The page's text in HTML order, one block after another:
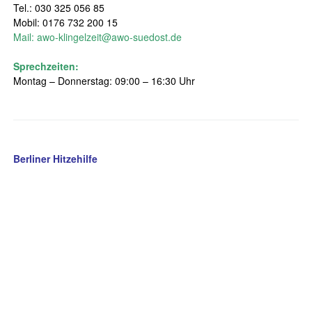
Tel.: 030 325 056 85
Mobil: 0176 732 200 15
Mail: awo-klingelzeit@awo-suedost.de
Sprechzeiten:
Montag – Donnerstag: 09:00 – 16:30 Uhr
Berliner Hitzehilfe